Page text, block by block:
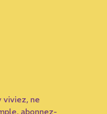
viviez, ne
abonnez-